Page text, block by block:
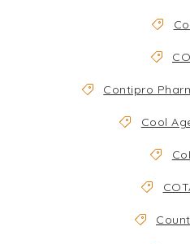
Contipro
Cool